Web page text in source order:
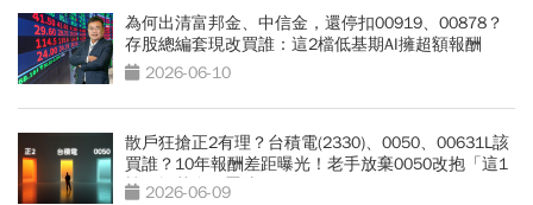
為何出清富邦金、中信金，還停扣00919、00878？
存股總編套現改買誰：這2檔低基期AI擁超額報酬
2026-06-10
散戶狂搶正2有理？台積電(2330)、0050、00631L該
買誰？10年報酬差距曝光！老手放棄0050改抱「這1
檔」揭黃金配置法
2026-06-09